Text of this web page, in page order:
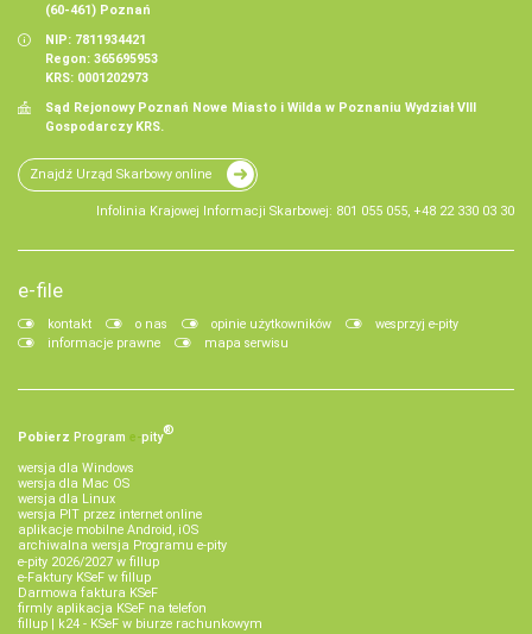
(60-461) Poznań
NIP: 7811934421
Regon: 365695953
KRS: 0001202973
Sąd Rejonowy Poznań Nowe Miasto i Wilda w Poznaniu Wydział VIII
Gospodarczy KRS.
Znajdź Urząd Skarbowy online
Infolinia Krajowej Informacji Skarbowej: 801 055 055, +48 22 330 03 30
e-file
kontakt o nas opinie użytkowników
wesprzyj e-pity
informacje prawne
mapa serwisu
Pobierz Program e‑pity®
wersja dla Windows
wersja dla Mac OS
wersja dla Linux
wersja PIT przez internet online
aplikacje mobilne Android, iOS
archiwalna wersja Programu e-pity
e-pity 2026/2027 w fillup
e‑Faktury KSeF w fillup
Darmowa faktura KSeF
firmly aplikacja KSeF na telefon
fillup | k24 - KSeF w biurze rachunkowym